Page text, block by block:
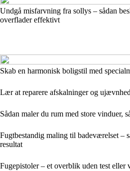
Undgå misfarvning fra sollys – sådan
overflader effektivt
Skab en harmonisk boligstil med
Lær at reparere afskalninger og
Sådan maler du rum med store vinduer,
Fugtbestandig maling til badeværelset –
resultat
Fugepistoler – et overblik uden test eller